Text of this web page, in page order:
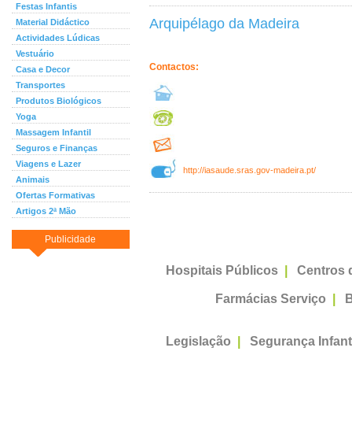
Festas Infantis
Material Didáctico
Actividades Lúdicas
Vestuário
Casa e Decor
Transportes
Produtos Biológicos
Yoga
Massagem Infantil
Seguros e Finanças
Viagens e Lazer
Animais
Ofertas Formativas
Artigos 2ª Mão
Publicidade
Arquipélago da Madeira
Contactos:
http://iasaude.sras.gov-madeira.pt/
Hospitais Públicos Centros
Farmácias Serviço
Legislação Segurança